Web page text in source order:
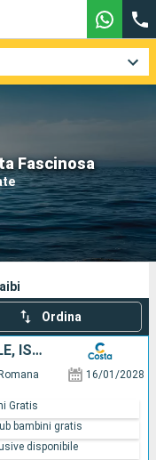
Fascinosa
Ordina
REPUBBLICA DOMINICANA, ANTILLE, ISOLE VERGINI
16/01/2028
Gratis
bambini gratis
disponibile